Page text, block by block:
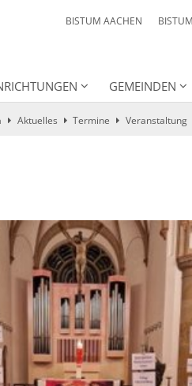
BISTUM AACHEN
GEMEINDEN
Aktuelles Termine Veranstaltung